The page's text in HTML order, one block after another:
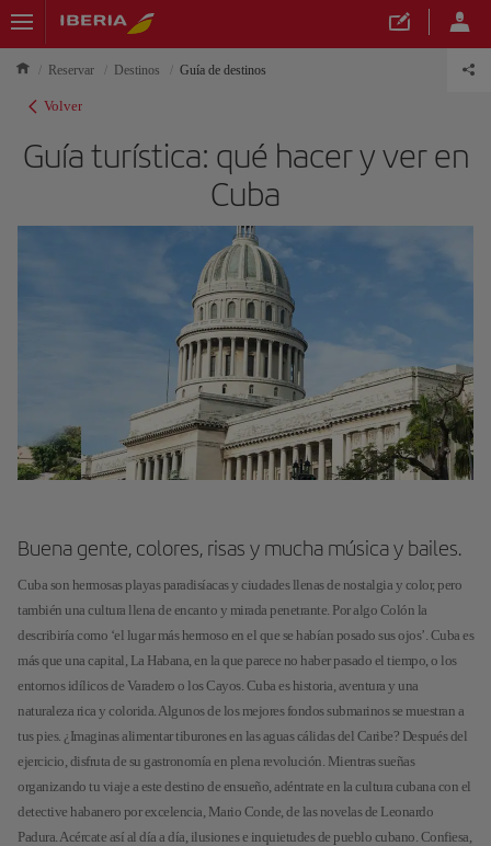
Reservar Destinos Guía de destinos
Volver
Guía turística: qué hacer y ver en
Cuba
Buena gente, colores, risas y mucha música y bailes.
Cuba son hermosas playas paradisíacas y ciudades llenas de nostalgia y color, pero
también una cultura llena de encanto y mirada penetrante. Por algo Colón la
describiría como ‘el lugar más hermoso en el que se habían posado sus ojos’. Cuba es
más que una capital, La Habana, en la que parece no haber pasado el tiempo, o los
entornos idílicos de Varadero o los Cayos. Cuba es historia, aventura y una
naturaleza rica y colorida. Algunos de los mejores fondos submarinos se muestran a
tus pies. ¿Imaginas alimentar tiburones en las aguas cálidas del Caribe? Después del
ejercicio, disfruta de su gastronomía en plena revolución. Mientras sueñas
organizando tu viaje a este destino de ensueño, adéntrate en la cultura cubana con el
detective habanero por excelencia, Mario Conde, de las novelas de Leonardo
Padura. Acércate así al día a día, ilusiones e inquietudes de pueblo cubano. Confiesa,